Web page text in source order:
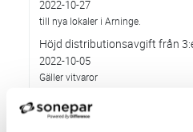
2022-10-27
till nya lokaler i Arninge.
Höjd distributionsavgift från
2022-10-05
Gäller vitvaror
Förändrade priser 2022-10-04
2022-09-04